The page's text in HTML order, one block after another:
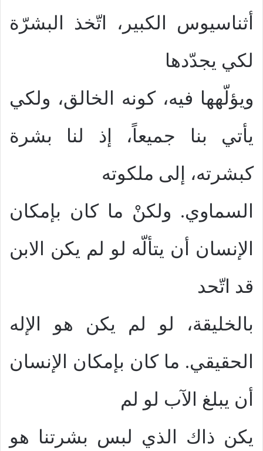
أثناسيوس الكبير، اتّخذ البشرّة
لكي يجدّدها
ويؤلّهها فيه، كونه الخالق، ولكي
يأتي بنا جميعاً، إذ لنا بشرة
كبشرته، إلى ملكوته
السماوي. ولكنْ ما كان بإمكان
الإنسان أن يتألّه لو لم يكن الابن
قد اتّحد
بالخليقة، لو لم يكن هو الإله
الحقيقي. ما كان بإمكان الإنسان
أن يبلغ الآب لو لم
يكن ذاك الذي لبس بشرتنا هو